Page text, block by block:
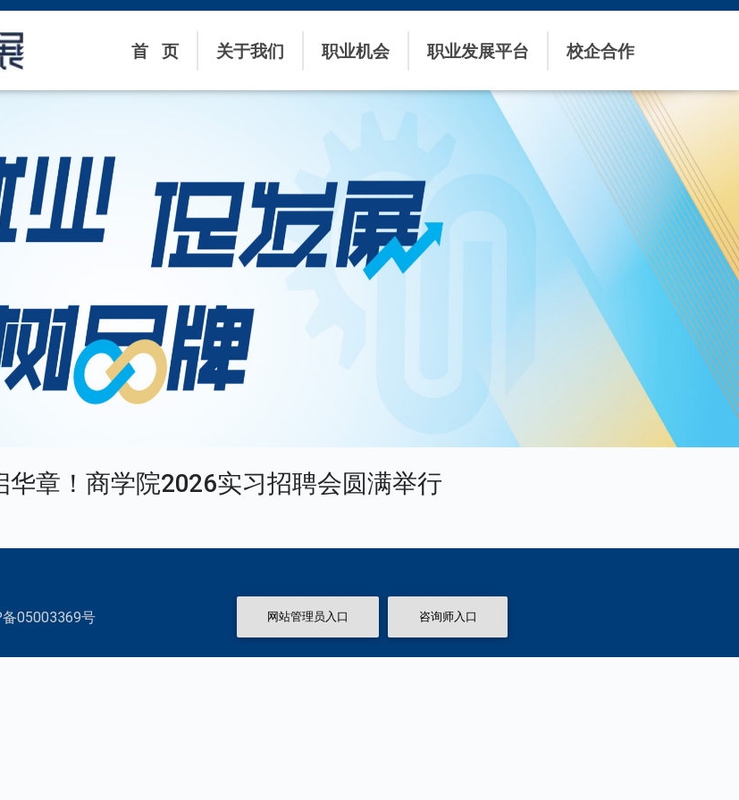
首 页 关于我们 职业机会 职业发展平台 校企合作
华章！商学院2026实习招聘会圆满举行
05003369号 网站管理员入口 咨询师入口